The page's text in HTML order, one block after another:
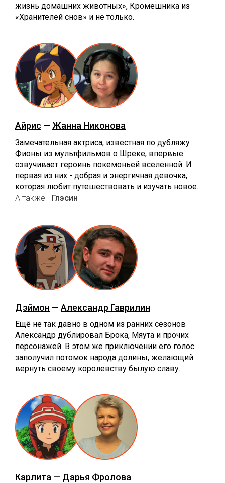
жизнь домашних животных», Кромешника из
«Хранителей снов» и не только.
Айрис — Жанна Никонова
Замечательная актриса, известная по дубляжу
Фионы из мультфильмов о Шреке, впервые
озвучивает героинь покемоньей вселенной. И
первая из них - добрая и энергичная девочка,
которая любит путешествовать и изучать новое.
А также - Глэсин
Дэймон — Александр Гаврилин
Ещё не так давно в одном из ранних сезонов
Александр дублировал Брока, Мяута и прочих
персонажей. В этом же приключении его голос
заполучил потомок народа долины, желающий
вернуть своему королевству былую славу.
Карлита — Дарья Фролова